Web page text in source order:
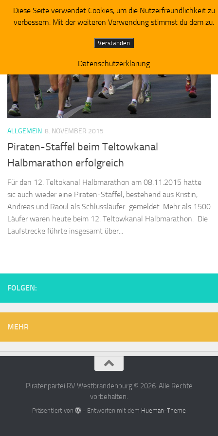
Zum Inhalt springen
Piratenpartei RV Westbrandenburg
ALLGEMEIN 8. NOVEMBER 2015
Piraten-Staffel beim Teltowkanal
Halbmarathon erfolgreich
Für den 12. Teltokanal Halbmarathon am 08.11.2015 hatte
sic auch wieder eine Piraten-Staffel, bestehend aus Kristin,
Andreas und Raoul als Schlussläufer gemeldet. Mehr als 1500
Läufer waren heute beim 12. Teltowkanal Halbmarathon. Die
Laufstrecke führte insgesamt über...
FOLGEN:
MEHR
Piratenpartei RV Westbrandenburg © 2026. Alle Rechte
vorbehalten.
Präsentiert von - Entworfen mit dem Hueman-Theme
Diese Seite verwendet Cookies, um die Nutzerfreundlichkeit zu
verbessern. Mit der weiteren Verwendung stimmst du dem zu.
Verstanden
Datenschutzerklärung